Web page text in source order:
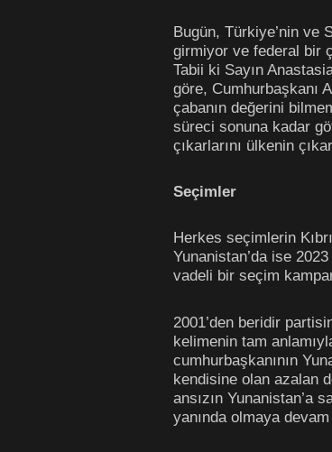
Bugün, Türkiye’nin ve
girmiyor ve federal bir
Tabii ki Sayın
göre, Cumhurbaşkanı
çabanın değerini
süreci sonuna kadar
çıkarlarını ülkenin
Seçimler
Herkes seçimlerin
Yunanistan’da ise
vadeli bir seçim
2001’den beridir
kelimenin tam
cumhurbaşkanının
kendisine olan azalan
ansızın Yunanistan’a
yanında olmaya